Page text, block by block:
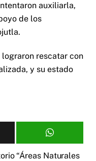
auxiliarla,
de los
rescatar con
y su estado
“Áreas Naturales